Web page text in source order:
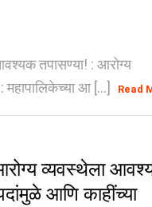
तपासण्या! : आरोग्य
महापालिकेच्या आ [...]
Read
व्यवस्थेला
आणि काहींच्या